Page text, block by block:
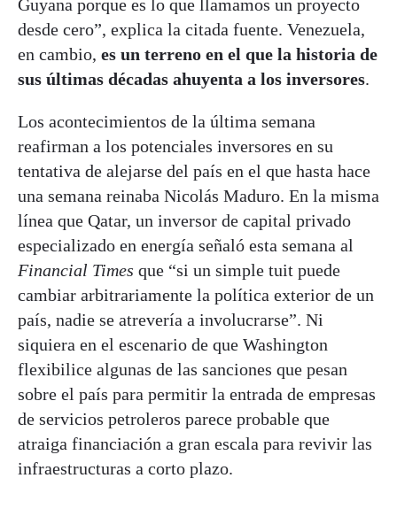
Guyana porque es lo que llamamos un proyecto
desde cero”, explica la citada fuente. Venezuela,
en cambio, es un terreno en el que la historia de
sus últimas décadas ahuyenta a los inversores.
Los acontecimientos de la última semana
reafirman a los potenciales inversores en su
tentativa de alejarse del país en el que hasta hace
una semana reinaba Nicolás Maduro. En la misma
línea que Qatar, un inversor de capital privado
especializado en energía señaló esta semana al
Financial Times que “si un simple tuit puede
cambiar arbitrariamente la política exterior de un
país, nadie se atrevería a involucrarse”. Ni
siquiera en el escenario de que Washington
flexibilice algunas de las sanciones que pesan
sobre el país para permitir la entrada de empresas
de servicios petroleros parece probable que
atraiga financiación a gran escala para revivir las
infraestructuras a corto plazo.